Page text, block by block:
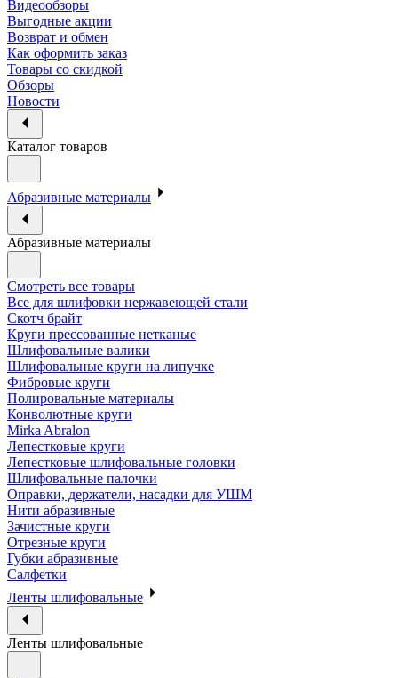
Видеообзоры
Выгодные акции
Возврат и обмен
Как оформить заказ
Товары со скидкой
Обзоры
Новости
Каталог товаров
Абразивные материалы
Абразивные материалы
Смотреть все товары
Все для шлифовки нержавеющей стали
Скотч брайт
Круги прессованные нетканые
Шлифовальные валики
Шлифовальные круги на липучке
Фибровые круги
Полировальные материалы
Конволютные круги
Mirka Abralon
Лепестковые круги
Лепестковые шлифовальные головки
Шлифовальные палочки
Оправки, держатели, насадки для УШМ
Нити абразивные
Зачистные круги
Отрезные круги
Губки абразивные
Салфетки
Ленты шлифовальные
Ленты шлифовальные